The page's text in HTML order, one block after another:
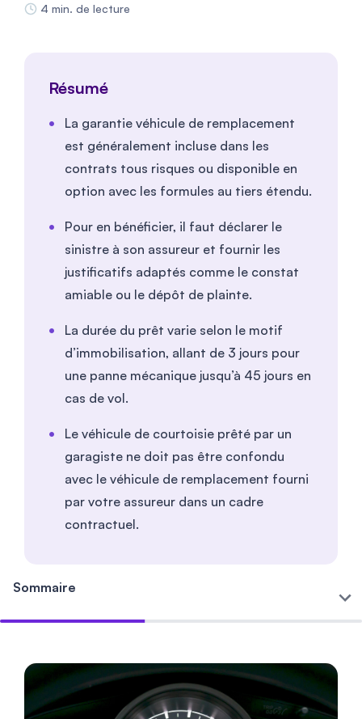
4 min. de lecture
Résumé
La garantie véhicule de remplacement
est généralement incluse dans les
contrats tous risques ou disponible en
option avec les formules au tiers étendu.
Pour en bénéficier, il faut déclarer le
sinistre à son assureur et fournir les
justificatifs adaptés comme le constat
amiable ou le dépôt de plainte.
La durée du prêt varie selon le motif
d’immobilisation, allant de 3 jours pour
une panne mécanique jusqu’à 45 jours en
cas de vol.
Le véhicule de courtoisie prêté par un
garagiste ne doit pas être confondu
avec le véhicule de remplacement fourni
par votre assureur dans un cadre
contractuel.
Sommaire